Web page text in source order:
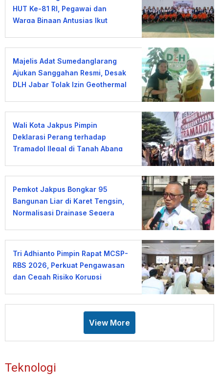
HUT Ke-81 RI, Pegawai dan
Warga Binaan Antusias Ikut
Majelis Adat Sumedanglarang
Ajukan Sanggahan Resmi, Desak
DLH Jabar Tolak Izin Geothermal
Wali Kota Jakpus Pimpin
Deklarasi Perang terhadap
Tramadol Ilegal di Tanah Abang
Pemkot Jakpus Bongkar 95
Bangunan Liar di Karet Tengsin,
Normalisasi Drainase Segera
Tri Adhianto Pimpin Rapat MCSP-
RBS 2026, Perkuat Pengawasan
dan Cegah Risiko Korupsi
View More
Teknologi